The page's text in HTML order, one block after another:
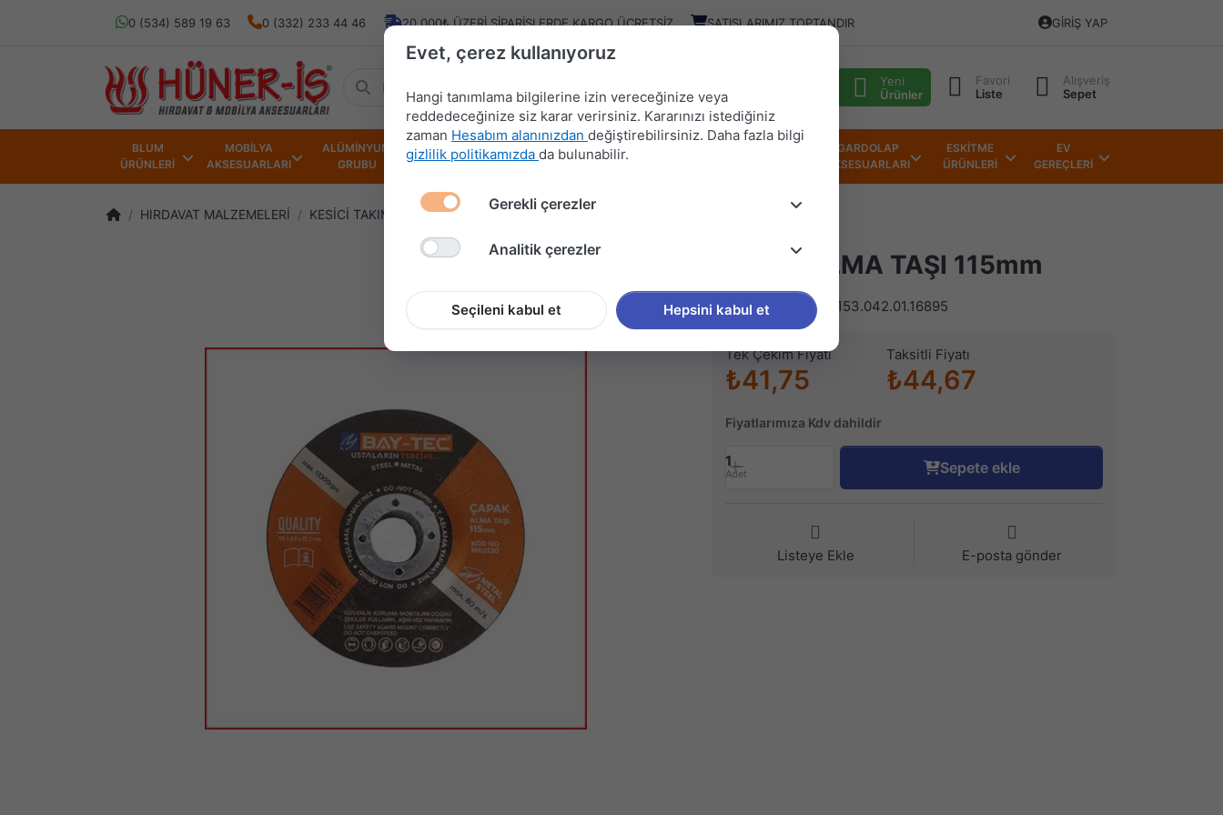
0 (534) 589 19 63 0 (332) 233 44 46 20.000₺ ÜZERI SIPARIŞLERDE KARGO ÜCRETSIZ SATIŞLARIMIZ TOPTANDIR GIRIŞ YAP
Yeni
Ürünler
Favori
Liste
Alışveriş
Sepet
BLUM
ÜRÜNLERİ
MOBİLYA
AKSESUARLARI
ALÜMİNYUM
GRUBU
HIRDAVAT
MALZEMELERİ
MUTFAK
AKSESUARLARI
GARDOLAP
AKSESUARLARI
ESKİTME
ÜRÜNLERİ
EV
GEREÇLERİ
HIRDAVAT MALZEMELERİ KESİCİ TAKIMLAR ÇAPAK ALMA TAŞI 115mm
ÇAPAK ALMA TAŞI 115mm
Stok kodu (SKU) 153.042.01.16895
Tek Çekim Fiyatı
₺41,75
Taksitli Fiyatı
₺44,67
Fiyatlarımıza Kdv dahildir
1
Adet Sepete ekle
Listeye Ekle E-posta gönder
Evet, çerez kullanıyoruz
Hangi tanımlama bilgilerine izin vereceğinize veya
reddedeceğinize siz karar verirsiniz. Kararınızı istediğiniz
zaman Hesabım alanınızdan değiştirebilirsiniz. Daha fazla bilgi
gizlilik politikamızda da bulunabilir.
Gerekli çerezler
Analitik çerezler
Seçileni kabul et Hepsini kabul et